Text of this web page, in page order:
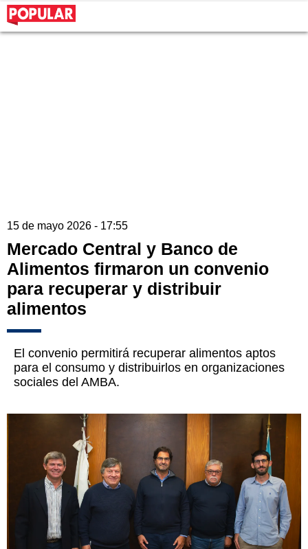
15 de mayo 2026 - 17:55
Mercado Central y Banco de
Alimentos firmaron un convenio
para recuperar y distribuir
alimentos
El convenio permitirá recuperar alimentos aptos
para el consumo y distribuirlos en organizaciones
sociales del AMBA.